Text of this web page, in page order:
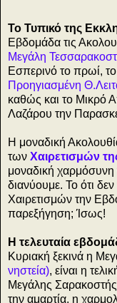
Το Τυπικό της
Εβδομάδα τις
Μεγάλη
Εσπερινό το πρωί,
Προηγιασμένη
καθώς και το Μικρό
Λαζάρου την
Η μοναδική
των Χαιρετισμών
μοναδική
διανύουμε. Το ότι
Χαιρετισμών την
παρεξήγηση; Ίσως!
Η τελευταία
Κυριακή ξεκινά η
νηστεία), είναι η
Μεγάλης Σαρακοστής
την αμαρτία, η